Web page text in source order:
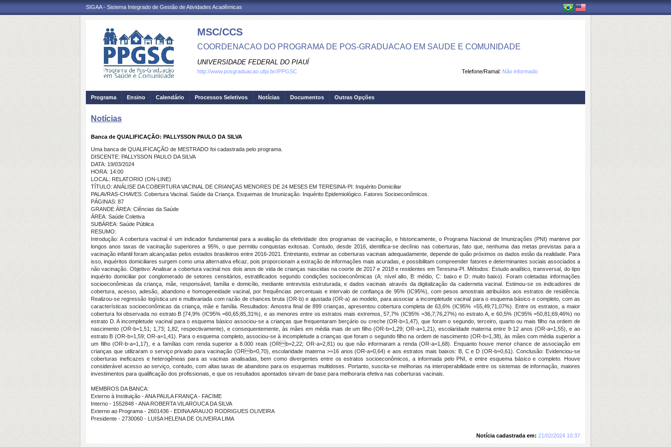
SIGAA - Sistema Integrado de Gestão de Atividades Acadêmicas
MSC/CCS
COORDENACAO DO PROGRAMA DE POS-GRADUACAO EM SAUDE E COMUNIDADE
UNIVERSIDADE FEDERAL DO PIAUÍ
Telefone/Ramal: Não informado
http://www.posgraduacao.ufpi.br//PPGSC
Programa Ensino Calendário Processos Seletivos Notícias Documentos Outras Opções
Notícias
Banca de QUALIFICAÇÃO: PALLYSSON PAULO DA SILVA
Uma banca de QUALIFICAÇÃO de MESTRADO foi cadastrada pelo programa.
DISCENTE: PALLYSSON PAULO DA SILVA
DATA: 19/03/2024
HORA: 14:00
LOCAL: RELATORIO (ON-LINE)
TÍTULO: ANÁLISE DA COBERTURA VACINAL DE CRIANÇAS MENORES DE 24 MESES EM TERESINA-PI: Inquérito Domiciliar
PALAVRAS-CHAVES: Cobertura Vacinal. Saúde da Criança. Esquemas de Imunização. Inquérito Epidemiológico. Fatores Socioeconômicos.
PÁGINAS: 87
GRANDE ÁREA: Ciências da Saúde
ÁREA: Saúde Coletiva
SUBÁREA: Saúde Pública
RESUMO:
Introdução: A cobertura vacinal é um indicador fundamental para a avaliação da efetividade dos programas de vacinação, e historicamente, o Programa Nacional de Imunizações (PNI) manteve por
longos anos taxas de vacinação superiores a 95%, o que permitiu conquistas exitosas. Contudo, desde 2016, identifica-se declínio nas coberturas, fato que, nenhuma das metas previstas para a
vacinação infantil foram alcançadas pelos estados brasileiros entre 2016-2021. Entretanto, estimar as coberturas vacinais adequadamente, depende de quão próximos os dados estão da realidade. Para
isso, inquéritos domiciliares surgem como uma alternativa eficaz, pois proporcionam a extração de informações mais acuradas, e possibilitam compreender fatores e determinantes sociais associados a
não vacinação. Objetivo: Analisar a cobertura vacinal nos dois anos de vida de crianças nascidas na coorte de 2017 e 2018 e residentes em Teresina-PI. Métodos: Estudo analítico, transversal, do tipo
inquérito domiciliar por conglomerado de setores censitários, estratificados segundo condições socioeconômicas (A: nível alto, B: médio, C: baixo e D: muito baixo). Foram coletadas informações
socioeconômicas da criança, mãe, responsável, família e domicílio, mediante entrevista estruturada, e dados vacinais através da digitalização da caderneta vacinal. Estimou-se os indicadores de
cobertura, acesso, adesão, abandono e homogeneidade vacinal, por frequências percentuais e intervalo de confiança de 95% (IC95%), com pesos amostrais atribuídos aos estratos de residência.
Realizou-se regressão logística uni e multivariada com razão de chances bruta (OR-b) e ajustada (OR-a) ao modelo, para associar a incompletude vacinal para o esquema básico e completo, com as
características socioeconômicas da criança, mãe e família. Resultados: Amostra final de 899 crianças, apresentou cobertura completa de 63,6% (IC95% =55,49;71,07%). Entre os estratos, a maior
cobertura foi observada no estrato B [74,9% (IC95% =60,65;85,31%), e as menores entre os estratos mais extremos, 57,7% (IC95% =36,7;76,27%) no estrato A, e 60,5% (IC95% =50,81;69,46%) no
estrato D. A incompletude vacinal para o esquema básico associou-se a crianças que frequentaram berçário ou creche (OR-b=1,47), que foram o segundo, terceiro, quarto ou mais filho na ordem de
nascimento (OR-b=1,51; 1,73; 1,82, respectivamente), e consequentemente, às mães em média mais de um filho (OR-b=1,29; OR-a=1,21), escolaridade materna entre 9-12 anos (OR-a=1,55), e ao
estrato B (OR-b=1,59; OR-a=1,41). Para o esquema completo, associou-se à incompletude a crianças que foram o segundo filho na ordem de nascimento (OR-b=1,38), às mães com média superior a
um filho (OR-b-a=1,17), e a famílias com renda superior a 8.000 reais (ORb=2,22; OR-a=2,81) ou que não informaram a renda (OR-a=1,68). Enquanto houve menor chance de associação em
crianças que utilizaram o serviço privado para vacinação (ORb=0,70), escolaridade materna >=16 anos (OR-a=0,64) e aos estratos mais baixos: B, C e D (OR-b=0,61). Conclusão: Evidenciou-se
coberturas ineficazes e heterogêneas para as vacinas analisadas, bem como divergentes entre os estratos socioeconômicos, a informada pelo PNI, e entre esquema básico e completo. Houve
considerável acesso ao serviço, contudo, com altas taxas de abandono para os esquemas multidoses. Portanto, suscita-se melhorias na interoperabilidade entre os sistemas de informação, maiores
investimentos para qualificação dos profissionais, e que os resultados apontados sirvam de base para melhoraria efetiva nas coberturas vacinais.
MEMBROS DA BANCA:
Externo à Instituição - ANA PAULA FRANÇA - FACIME
Interno - 1552848 - ANA ROBERTA VILAROUCA DA SILVA
Externo ao Programa - 2601436 - EDINA ARAUJO RODRIGUES OLIVEIRA
Presidente - 2730060 - LUISA HELENA DE OLIVEIRA LIMA
Notícia cadastrada em: 21/02/2024 10:37